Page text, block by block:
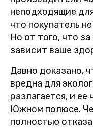
неподходящие
что покупатель
Но от того, что
зависит ваше
Давно доказано,
вредна для
разлагается, и
Южном полюсе.
полностью